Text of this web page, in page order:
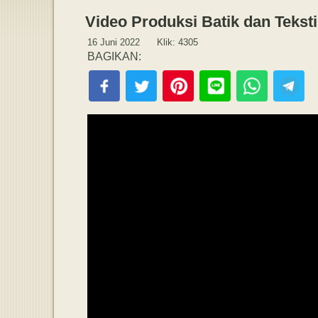
Video Produksi Batik dan
16 Juni 2022 Klik: 4305
BAGIKAN: